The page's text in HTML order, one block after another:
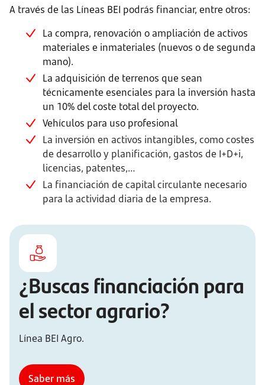
A través de las Líneas BEI podrás financiar, entre otros:
La compra, renovación o ampliación de activos
materiales e inmateriales (nuevos o de segunda
mano).
La adquisición de terrenos que sean
técnicamente esenciales para la inversión hasta
un 10% del coste total del proyecto.
Vehículos para uso profesional
La inversión en activos intangibles, como costes
de desarrollo y planificación, gastos de I+D+i,
licencias, patentes,…
La financiación de capital circulante necesario
para la actividad diaria de la empresa.
¿Buscas financiación para
el sector agrario?
Línea BEI Agro.
Saber más